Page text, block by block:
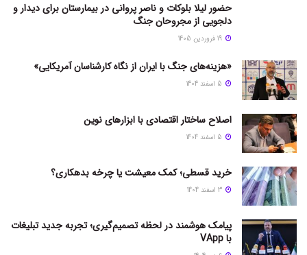
حضور لیلا بلوکات و ناصر پروانی در بیمارستان برای دیدار و
دلجویی از مجروحان جنگ
«هزینه‌های جنگ با ایران از نگاه کارشناسان آمریکایی»
اصلاح ساختار اقتصادی با ابزارهای نوین
خرید قسطی؛ کمک معیشت یا چرخه بدهکاری؟
پیامک هوشمند در لحظه تصمیم‌گیری؛ تجربه جدید تبلیغات
با VApp